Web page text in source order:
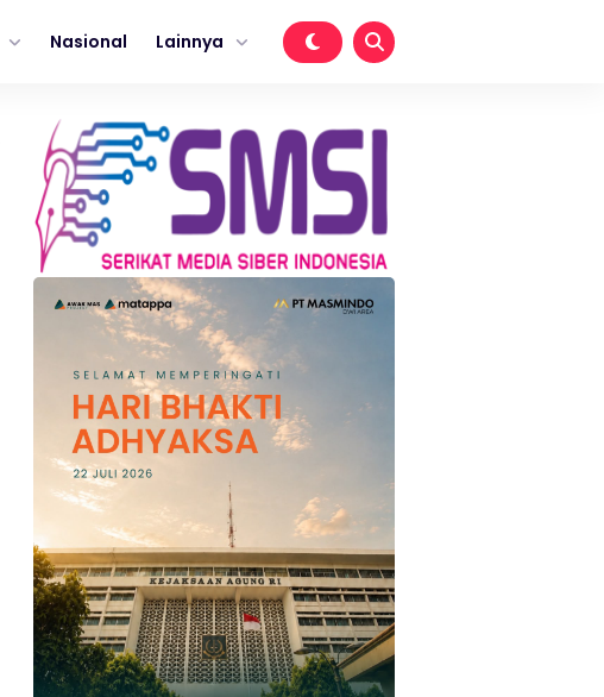
Nasional Lainnya